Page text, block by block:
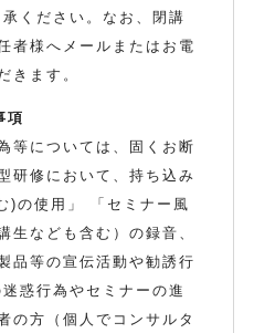
ください。なお、閉講
者様へメールまたはお電
きます。
項
等については、固くお断
研修において、持ち込み
)の使用」 「セミナー風
生なども含む）の録音、
品等の宣伝活動や勧誘行
惑行為やセミナーの進
の方（個人でコンサルタ